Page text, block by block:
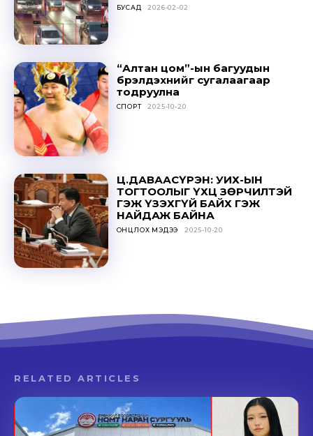
БУСАД 2026-02-02
“Алтан цом”-ын багуудын
бүрэлдэхүүнийг сугалаагаар
тодруулна
СПОРТ 2025-10-20
Ц.ДАВААСҮРЭН: УИХ-ЫН
ТОГТООЛЫГ ҮХЦ ЗӨРЧИЛТЭЙ
ГЭЖ ҮЗЭХГҮЙ БАЙХ ГЭЖ
НАЙДАЖ БАЙНА
ОНЦЛОХ МЭДЭЭ 2025-10-20
RELATED ARTICLES